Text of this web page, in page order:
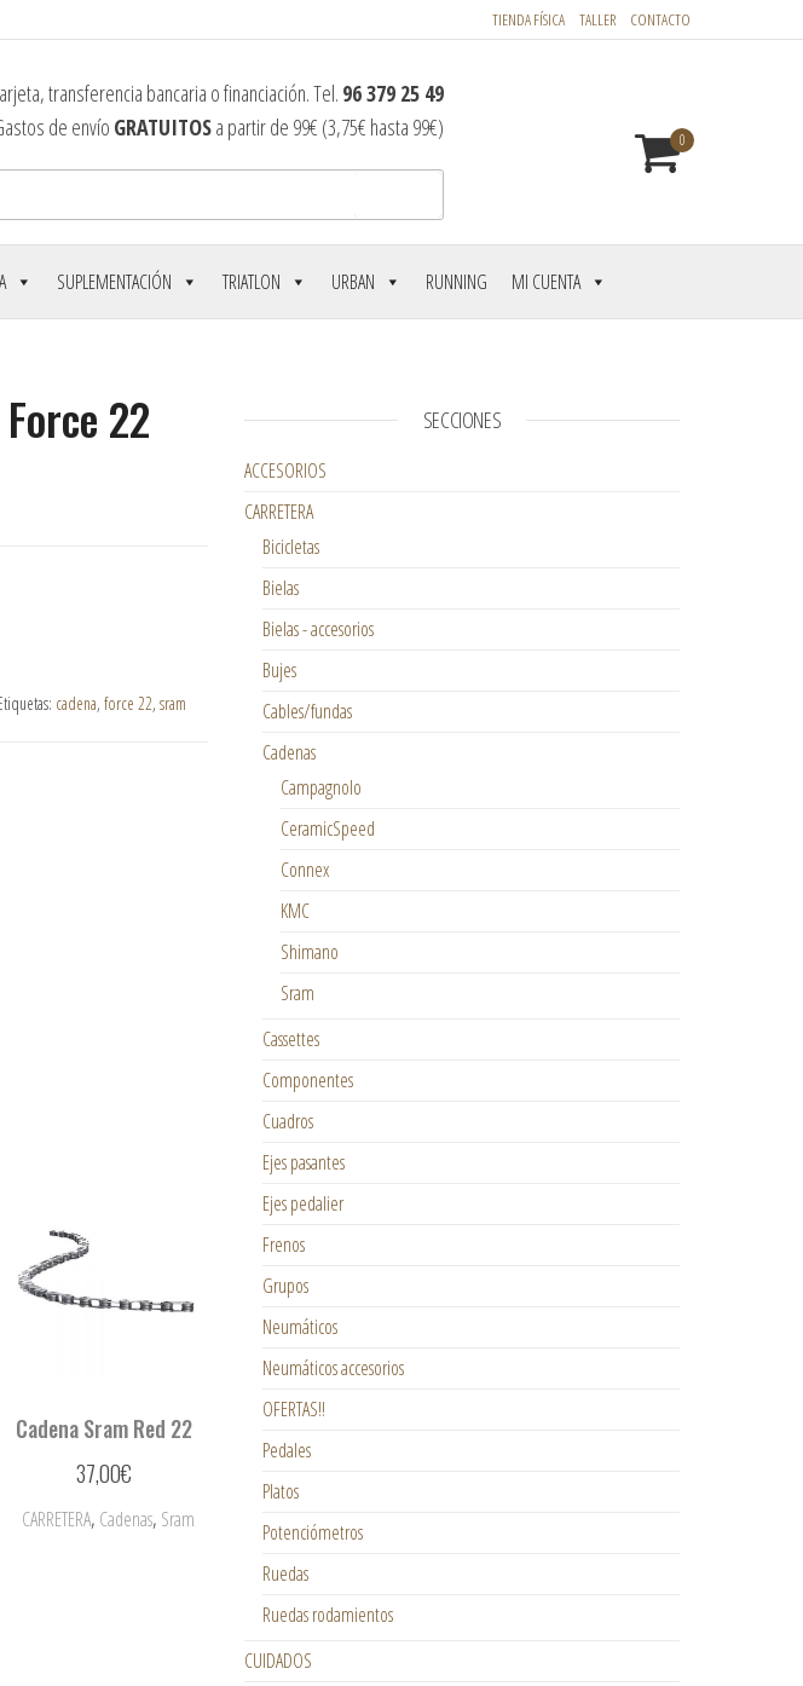
TIENDA FÍSICA TALLER CONTACTO
0
transferencia bancaria o financiación. Tel. 96 379 25 49
de envío GRATUITOSa partir de 99€ (3,75€ hasta 99€)
SUPLEMENTACIÓN TRIATLON URBAN RUNNING MI CUENTA
22
cadena, force 22, sram
Cadena Sram Red 22
37,00€
CARRETERA, Cadenas, Sram
SECCIONES
ACCESORIOS
CARRETERA
Bicicletas
Bielas
Bielas - accesorios
Bujes
Cables/fundas
Cadenas
Campagnolo
CeramicSpeed
Connex
KMC
Shimano
Sram
Cassettes
Componentes
Cuadros
Ejes pasantes
Ejes pedalier
Frenos
Grupos
Neumáticos
Neumáticos accesorios
OFERTAS!!
Pedales
Platos
Potenciómetros
Ruedas
Ruedas rodamientos
CUIDADOS